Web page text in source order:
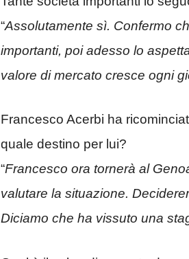
“Assolutamente sì. Confermo
importanti, poi adesso lo
valore di mercato cresce ogni
Francesco Acerbi ha
quale destino per lui?
“Francesco ora tornerà al
valutare la situazione.
Diciamo che ha vissuto una